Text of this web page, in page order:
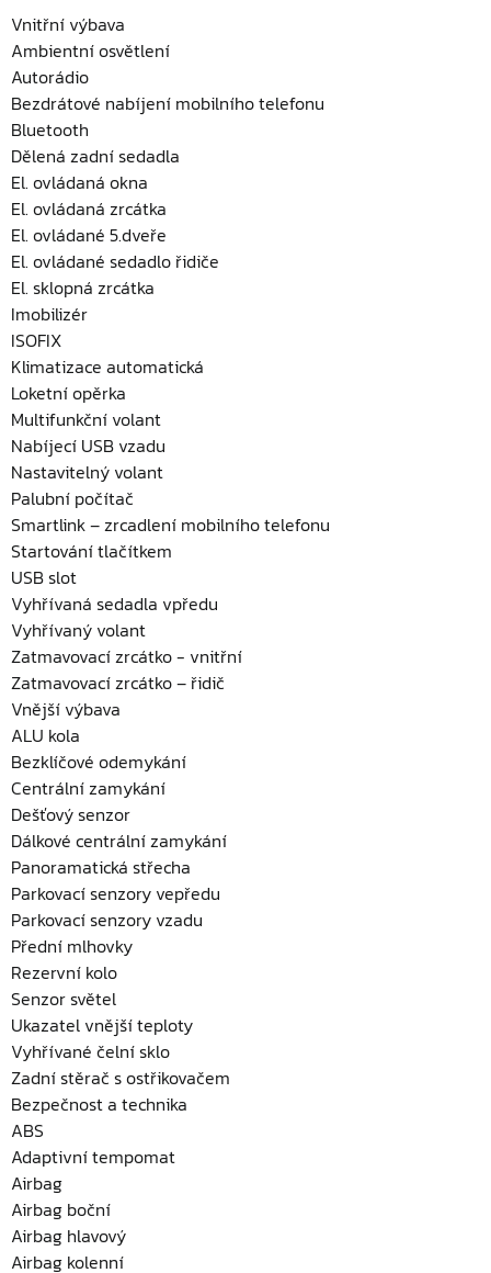
Vnitřní výbava
Ambientní osvětlení
Autorádio
Bezdrátové nabíjení mobilního telefonu
Bluetooth
Dělená zadní sedadla
El. ovládaná okna
El. ovládaná zrcátka
El. ovládané 5.dveře
El. ovládané sedadlo řidiče
El. sklopná zrcátka
Imobilizér
ISOFIX
Klimatizace automatická
Loketní opěrka
Multifunkční volant
Nabíjecí USB vzadu
Nastavitelný volant
Palubní počítač
Smartlink – zrcadlení mobilního telefonu
Startování tlačítkem
USB slot
Vyhřívaná sedadla vpředu
Vyhřívaný volant
Zatmavovací zrcátko - vnitřní
Zatmavovací zrcátko – řidič
Vnější výbava
ALU kola
Bezklíčové odemykání
Centrální zamykání
Dešťový senzor
Dálkové centrální zamykání
Panoramatická střecha
Parkovací senzory vepředu
Parkovací senzory vzadu
Přední mlhovky
Rezervní kolo
Senzor světel
Ukazatel vnější teploty
Vyhřívané čelní sklo
Zadní stěrač s ostřikovačem
Bezpečnost a technika
ABS
Adaptivní tempomat
Airbag
Airbag boční
Airbag hlavový
Airbag kolenní